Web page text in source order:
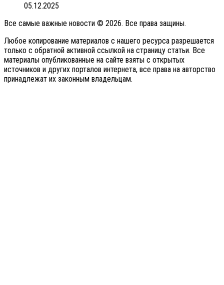
05.12.2025
Все самые важные новости © 2026. Все права защины.
Любое копирование материалов с нашего ресурса разрешается
только с обратной активной ссылкой на страницу статьи. Все
материалы опубликованные на сайте взяты с открытых
источников и других порталов интернета, все права на авторство
принадлежат их законным владельцам.